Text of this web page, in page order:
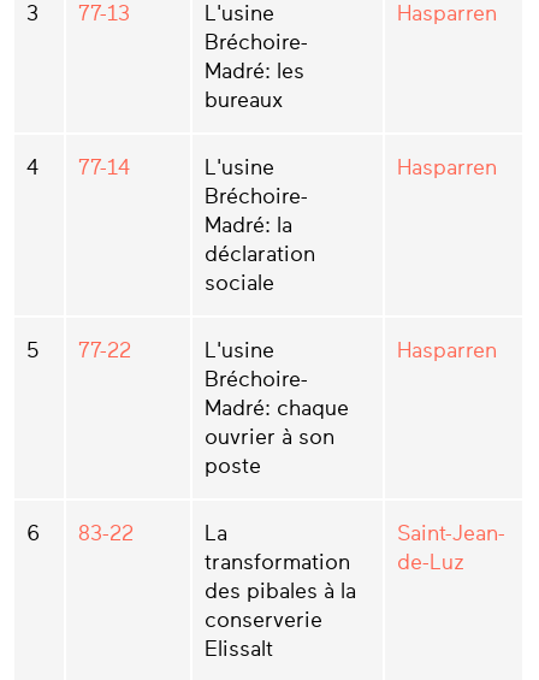
3 77-13
L'usine
Bréchoire-
Madré: les
bureaux
Hasparren
4 77-14
L'usine
Bréchoire-
Madré: la
déclaration
sociale
Hasparren
5 77-22
L'usine
Bréchoire-
Madré: chaque
ouvrier à son
poste
Hasparren
6 83-22
La
transformation
des pibales à la
conserverie
Elissalt
Saint-Jean-
de-Luz